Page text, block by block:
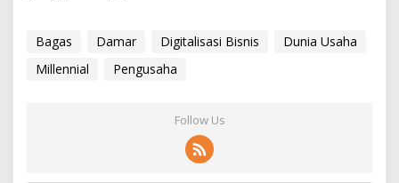
Bagas Damar Digitalisasi Bisnis
Dunia Usaha
Millennial
Pengusaha
Follow Us